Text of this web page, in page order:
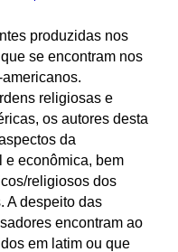
produzidas nos
se encontram nos
religiosas e
os autores desta
da
e econômica, bem
religiosos dos
A despeito das
encontram ao
em latim ou que